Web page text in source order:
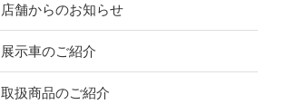
店舗からのお知らせ
展示車のご紹介
取扱商品のご紹介